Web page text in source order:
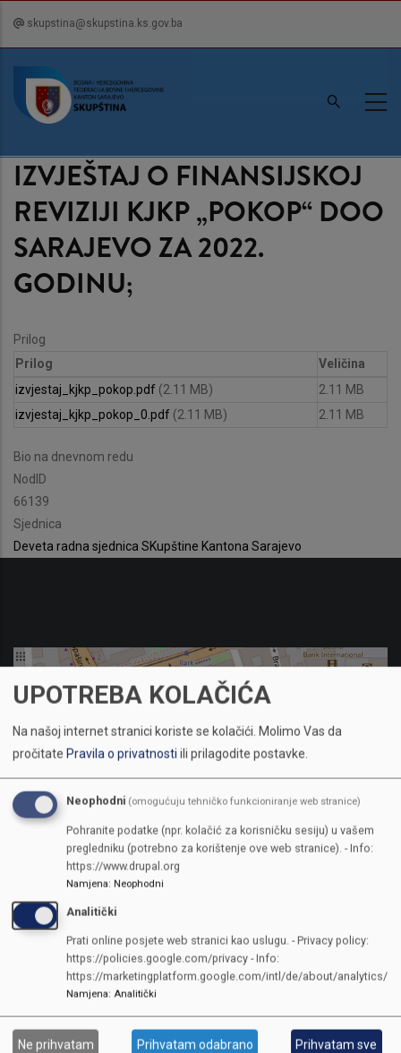
content
skupstina@skupstina.ks.gov.ba
IZVJEŠTAJ O FINANSIJSKOJ
REVIZIJI KJKP „POKOP“ DOO
SARAJEVO ZA 2022.
GODINU;
Prilog
Prilog
Veličina
izvjestaj_kjkp_pokop.pdf (2.11 MB)
2.11 MB
izvjestaj_kjkp_pokop_0.pdf (2.11 MB) 2.11 MB
Bio na dnevnom redu
NodID
66139
Sjednica
Deveta radna sjednica SKupštine Kantona Sarajevo
KONTAKTI
SKUPŠTINA
Adresa: Sarajevo, Reisa Džemaludina Čauševića 1
387 33 562-044
387 33 562-210
UPOTREBA KOLAČIĆA
Na našoj internet stranici koriste se kolačići. Molimo Vas da
pročitate Pravila o privatnostiili prilagodite postavke.
Neophodni (omogućuju tehničko funkcioniranje web stranice)
Pohranite podatke (npr. kolačić za korisničku sesiju) u vašem
pregledniku (potrebno za korištenje ove web stranice). - Info:
https://www.drupal.org
Namjena: Neophodni
Analitički
Prati online posjete web stranici kao uslugu. - Privacy policy:
https://policies.google.com/privacy - Info:
https://marketingplatform.google.com/intl/de/about/analytics/
Namjena: Analitički
Ne prihvatam Prihvatam odabrano Prihvatam sve